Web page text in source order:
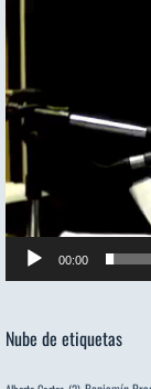
de
vídeo
00:00
Nube de etiquetas